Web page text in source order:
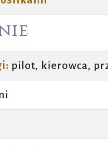
pilot, kierowca,